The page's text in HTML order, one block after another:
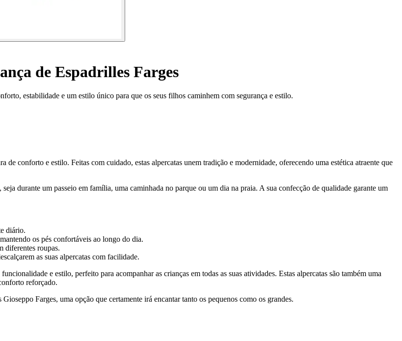
de Espadrilles Farges
estabilidade e um estilo único para que os seus filhos caminhem com segurança e estilo.
conforto e estilo. Feitas com cuidado, estas alpercatas unem tradição e modernidade, oferecendo uma estética atraente que
durante um passeio em família, uma caminhada no parque ou um dia na praia. A sua confecção de qualidade garante um
diário.
os pés confortáveis ao longo do dia.
diferentes roupas.
as suas alpercatas com facilidade.
e estilo, perfeito para acompanhar as crianças em todas as suas atividades. Estas alpercatas são também uma
reforçado.
Farges, uma opção que certamente irá encantar tanto os pequenos como os grandes.